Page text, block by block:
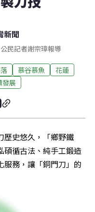
新聞
民記者謝宗璋報導
慕谷慕魚
花蓮
發展
歷史悠久，「鄉野鐵
碩循古法、純手工鍛造
服務，讓「銅門刀」的